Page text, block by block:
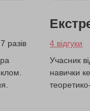
разів
4 відгуки
Учасник
навички